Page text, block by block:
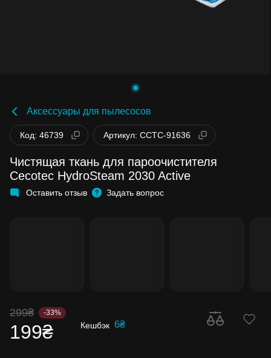
Аксессуары для пылесосов
Код: 46739 Артикул: CCTC-91636
Чистящая ткань для пароочистителя
Cecotec HydroSteam 2030 Active
Оставить отзыв Задать вопрос
299₴ -33%
199₴ Кешбэк 6₴